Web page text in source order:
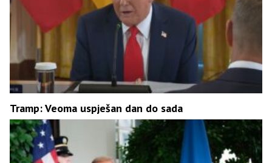
Tramp: Veoma uspješan dan do sada